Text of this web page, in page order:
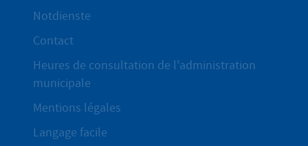
Notdienste
Contact
Heures de consultation de l'administration
municipale
Mentions légales
Langage facile